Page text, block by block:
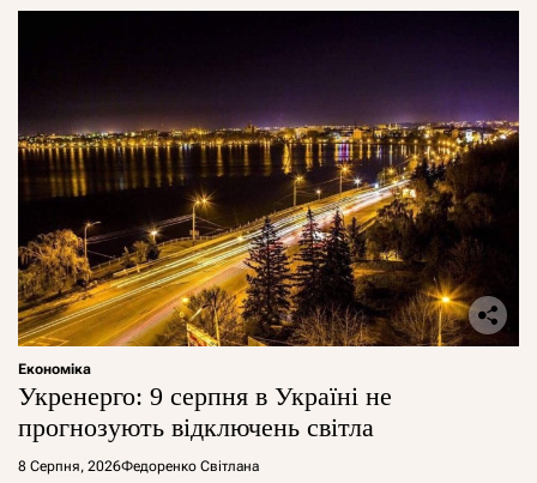
Економіка
Укренерго: 9 серпня в Україні не
прогнозують відключень світла
8 Серпня, 2026Федоренко Світлана